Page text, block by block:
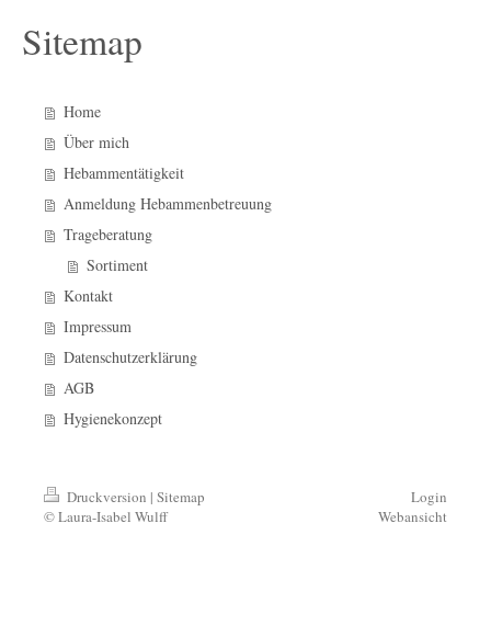
Sitemap
Home
Über mich
Hebammentätigkeit
Anmeldung Hebammenbetreuung
Trageberatung
Sortiment
Kontakt
Impressum
Datenschutzerklärung
AGB
Hygienekonzept
Druckversion | Sitemap
© Laura-Isabel Wulff
Login
Webansicht